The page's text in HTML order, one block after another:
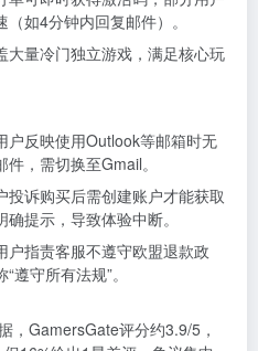
如4分钟内回复邮件）。
大量冷门独立游戏，满足核心玩
户反映使用Outlook等邮箱时无
，需切换至Gmail。
投诉购买后需创建账户才能获取
提示，导致体验中断。
户指责客服不遵守欧盟退款政
遵守所有法规”。
，GamersGate评分约3.9/5，